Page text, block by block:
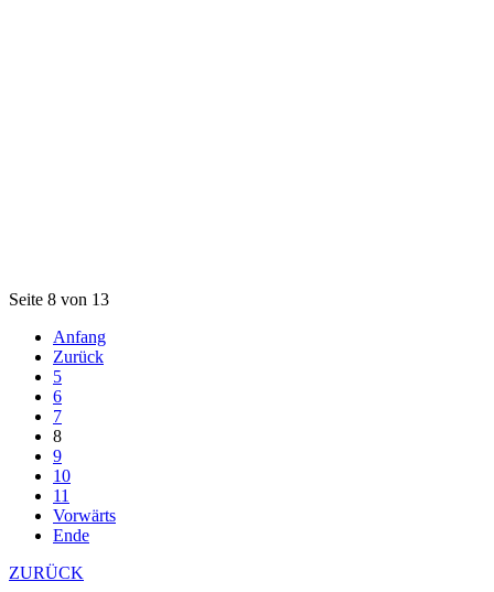
Seite 8 von 13
Anfang
Zurück
5
6
7
8
9
10
11
Vorwärts
Ende
ZURÜCK